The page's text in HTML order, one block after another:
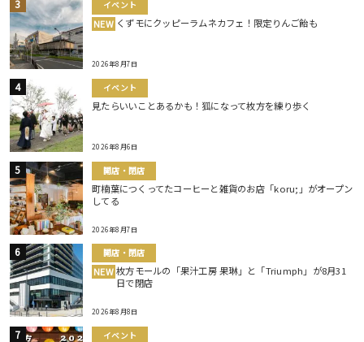
イベント
NEW くずモにクッピーラムネカフェ！限定りんご飴も
2026年8月7日
イベント
見たらいいことあるかも！狐になって枚方を練り歩く
2026年8月6日
開店・閉店
町楠葉につくってたコーヒーと雑貨のお店「koru;」がオープン
してる
2026年8月7日
開店・閉店
NEW 枚方モールの「果汁工房 果琳」と「Triumph」が8月31
日で閉店
2026年8月8日
イベント